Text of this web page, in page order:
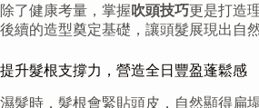
除了健康考量，掌握吹頭技巧更是打造
後續的造型奠定基礎，讓頭髮展現出自
提升髮根支撐力，營造全日豐盈蓬鬆感
濕髮時，髮根會緊貼頭皮，自然顯得扁